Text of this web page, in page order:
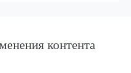
контента